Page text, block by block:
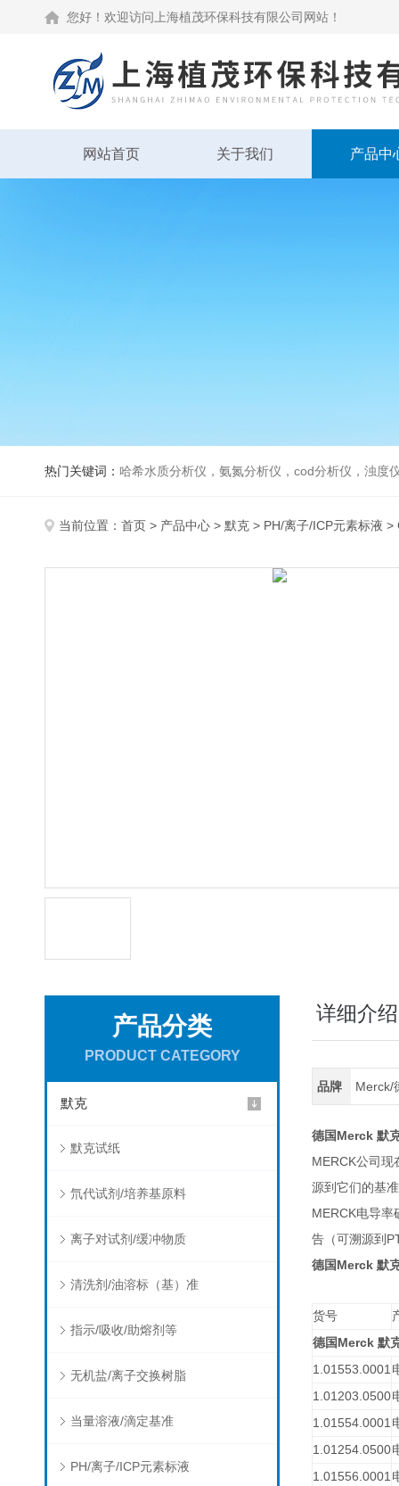
您好！欢迎访问上海植茂环保科技有限公司网站！
网站首页 关于我们 产品中
热门关键词： 哈希水质分析仪，氨氮分析仪，cod分析仪，浊度
当前位置： 首页 > 产品中心 > 默克 > PH/离子/ICP元素标液 >
产品分类
PRODUCT CATEGORY
默克
默克试纸
氘代试剂/培养基原料
离子对试剂/缓冲物质
清洗剂/油溶标（基）准
指示/吸收/助熔剂等
无机盐/离子交换树脂
当量溶液/滴定基准
PH/离子/ICP元素标液
详细介绍
品牌 Merck/
德国 Merck 默
MERCK公司现
源到它们的基
MERCK电导率
告（可溯源到
德国 Merck 默
货号
德国 Merck 默
1.01553.0001
1.01203.0500
1.01554.0001
1.01254.0500
1.01556.0001